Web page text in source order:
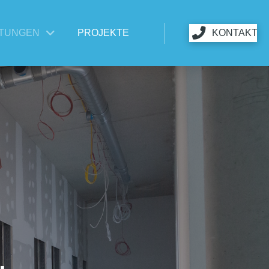
PROJEKTE KONTAKT